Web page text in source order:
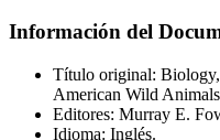
Información del
Título original:
American Wild
Editores: Murray E.
Idioma: Inglés.